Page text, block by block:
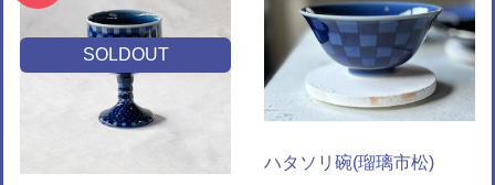
SOLDOUT
ハタソリ碗(瑠璃市松)